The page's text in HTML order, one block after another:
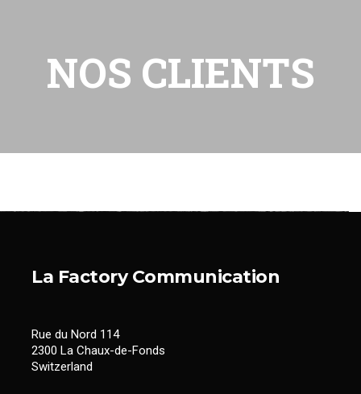
NOS CLIENTS
La Factory Communication
Rue du Nord 114
2300 La Chaux-de-Fonds
Switzerland